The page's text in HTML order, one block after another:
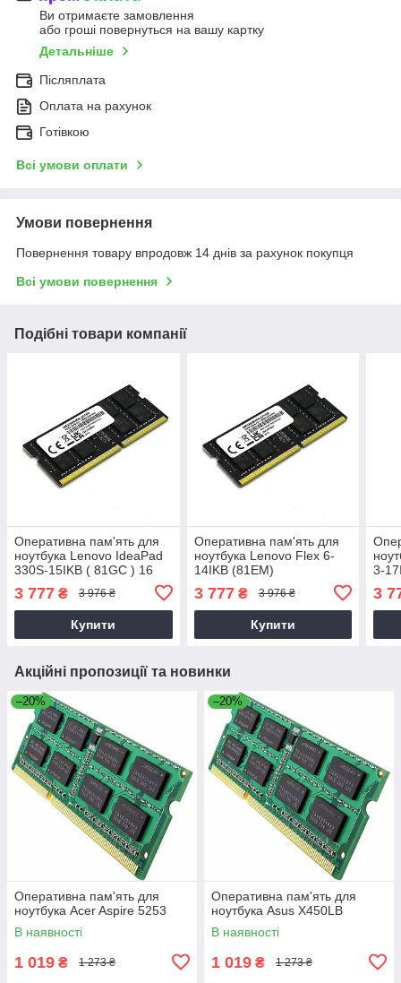
Ви отримаєте замовлення
або гроші повернуться на вашу картку
Детальніше
Післяплата
Оплата на рахунок
Готівкою
Всі умови оплати
Умови повернення
Повернення товару впродовж 14 днів за рахунок покупця
Всі умови повернення
Подібні товари компанії
Оперативна пам'ять для
ноутбука Lenovo IdeaPad
330S-15IKB ( 81GC ) 16
3 777 ₴ 3 976 ₴
Купити
Оперативна пам'ять для
ноутбука Lenovo Flex 6-
14IKB (81EM)
3 777₴ 3 976 ₴
Купити
3-
3
Акційні пропозиції та новинки
–20%
Оперативна пам'ять для
ноутбука Acer Aspire 5253
В наявності
1 019 ₴ 1 273 ₴
–20%
Оперативна пам'ять для
ноутбука Asus X450LB
В наявності
1 019 ₴ 1 273 ₴